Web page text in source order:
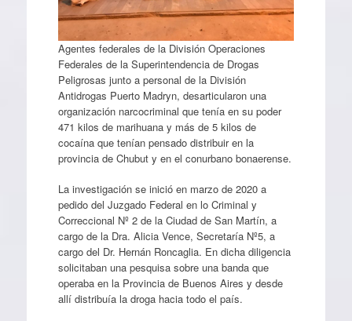
Agentes federales de la División Operaciones
Federales de la Superintendencia de Drogas
Peligrosas junto a personal de la División
Antidrogas Puerto Madryn, desarticularon una
organización narcocriminal que tenía en su poder
471 kilos de marihuana y más de 5 kilos de
cocaína que tenían pensado distribuir en la
provincia de Chubut y en el conurbano bonaerense.
La investigación se inició en marzo de 2020 a
pedido del Juzgado Federal en lo Criminal y
Correccional Nº 2 de la Ciudad de San Martín, a
cargo de la Dra. Alicia Vence, Secretaría Nº5, a
cargo del Dr. Hernán Roncaglia. En dicha diligencia
solicitaban una pesquisa sobre una banda que
operaba en la Provincia de Buenos Aires y desde
allí distribuía la droga hacia todo el país.